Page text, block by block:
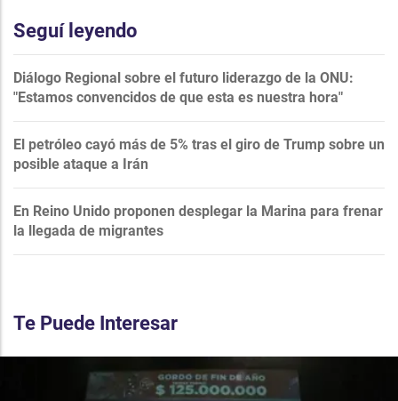
Seguí leyendo
Diálogo Regional sobre el futuro liderazgo de la ONU:
"Estamos convencidos de que esta es nuestra hora"
El petróleo cayó más de 5% tras el giro de Trump sobre un
posible ataque a Irán
En Reino Unido proponen desplegar la Marina para frenar
la llegada de migrantes
Te Puede Interesar